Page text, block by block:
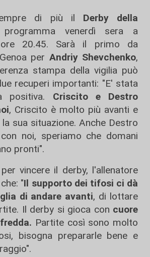
di più il Derby della
venerdì sera a
20.45. Sarà il primo da
per Andriy Shevchenko,
stampa della vigilia può
recuperi importanti: "E' stata
positiva. Criscito e Destro
, Criscito è molto più avanti e
sua situazione. Anche Destro
noi, speriamo che domani
pronti".
vincere il derby, l'allenatore
"Il supporto dei tifosi ci dà
di andare avanti, di lottare
Il derby si gioca con cuore
Partite così sono molto
bisogna prepararle bene e